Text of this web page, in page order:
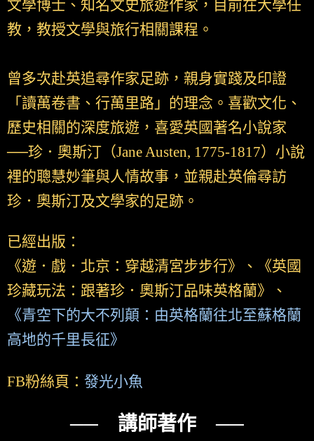
文學博士、知名文史旅遊作家，目前在大學任
教，教授文學與旅行相關課程。
曾多次赴英追尋作家足跡，親身實踐及印證
「讀萬卷書、行萬里路」的理念。喜歡文化、
歷史相關的深度旅遊，喜愛英國著名小說家
──珍．奧斯汀（Jane Austen, 1775-1817）小說
裡的聰慧妙筆與人情故事，並親赴英倫尋訪
珍．奧斯汀及文學家的足跡。
已經出版：
《遊．戲．北京：穿越清宮步步行》、《英國
珍藏玩法：跟著珍．奧斯汀品味英格蘭》、
《青空下的大不列顛：由英格蘭往北至蘇格蘭
高地的千里長征》
FB粉絲頁： 發光小魚
── 講師著作 ──